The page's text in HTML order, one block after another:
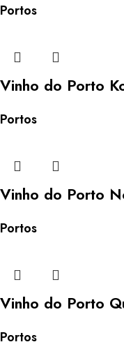
Portos
Vinho do Porto
Portos
Vinho do Porto
Portos
Vinho do Porto
Portos